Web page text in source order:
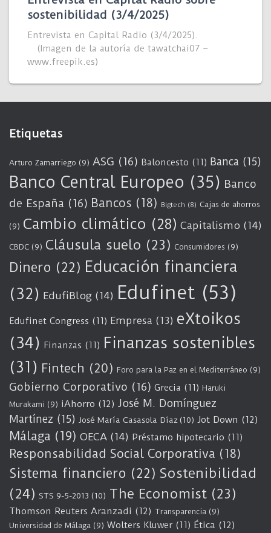
sostenibilidad (3/4/2025)
Entrevista en Capital Radio (3/4/2025).
(Imagen de la autoría de tawatchai07 –
www.freepik.es)
Etiquetas
Arturo Zamarriego (9) ASG (16) Baloncesto (11) Banca (15)
Banco Central Europeo (35) Banco
de España (16) Bancos (18) Bigtech (8) Cajas de ahorros
(9) Cambio climático (28) Capitalismo (14)
CBDC (9) Cláusula suelo (23) Consumidores (9)
Dinero (22) Educación financiera
(32) EdufiBlog (14) Edufinet (53)
Edufinet Congress (11) Empresa (13) eXtoikos
(34) Finanzas (11) Finanzas sostenibles
(31) Fintech (20) Foro para la Paz en el Mediterráneo (9)
Gobierno Corporativo (16) Grecia (11) Haruki
Murakami (9) iAhorro (12) José M. Domínguez
Martínez (15) José María Casasola Díaz (10) Jot Down (12)
Málaga (19) OECA (14) Préstamo hipotecario (11)
Responsabilidad Social Corporativa (18)
Sistema financiero (22) Sostenibilidad
(24) STS 9-5-2013 (10) The Economist (23)
Thomson Reuters Aranzadi (12) Transparencia (9)
Universidad de Málaga (9) Wolters Kluwer (11) Ética (12)